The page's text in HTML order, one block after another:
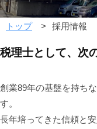
トップ 採用情報
税理士として、次
創業89年の基盤を持ち
す。
長年培ってきた信頼と